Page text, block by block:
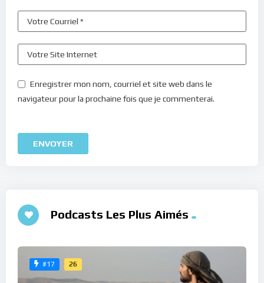
Enregistrer mon nom, courriel et site web dans le
navigateur pour la prochaine fois que je commenterai.
Podcasts Les Plus Aimés
#17 26